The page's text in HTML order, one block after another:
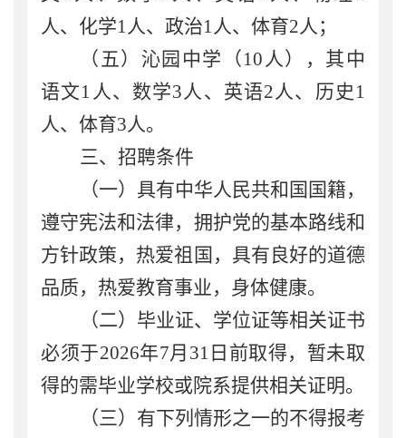
人、 化学1人、政治1人、体育2人；
（ 五 ）沁园中学（ 10 人 ），其中
语文1 人、数学3人、 英语2人、 历史 1
人、体育3人。
三、 招聘条件
（一）具有中华人民共和国国籍，
遵守宪法和法律，拥护党的基本路线和
方针政策， 热爱祖国， 具有良好的道德
品质，热爱教育事业， 身体健康。
（二）毕业证、学位证等相关证书
必须于2026年7月 31 日前取得，暂未取
得的需毕业学校或院系提供相关证明。
（三）有下列情形之一的不得报考